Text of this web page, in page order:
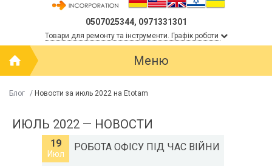
0507025344, 0971331301
Товари для ремонту та інструменти. Графік роботи
Меню
Блог / Новости за июль 2022 на Etotam
ИЮЛЬ 2022 — НОВОСТИ
19
Июл
РОБОТА ОФІСУ ПІД ЧАС ВІЙНИ